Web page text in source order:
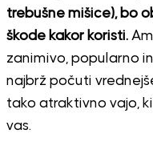
trebušne mišice), bo
škode kakor koristi.
zanimivo, popularno
najbrž počuti
tako atraktivno vajo,
vas.